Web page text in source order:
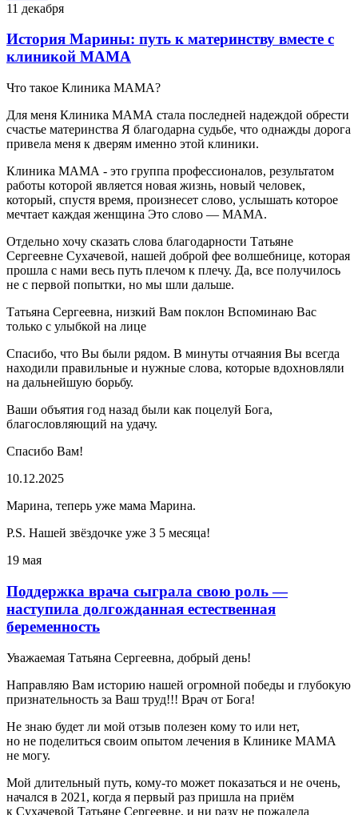
11 декабря
История Марины: путь к материнству вместе с
клиникой МАМА
Что такое Клиника МАМА?
Для меня Клиника МАМА стала последней надеждой обрести
счастье материнства Я благодарна судьбе, что однажды дорога
привела меня к дверям именно этой клиники.
Клиника МАМА - это группа профессионалов, результатом
работы которой является новая жизнь, новый человек,
который, спустя время, произнесет слово, услышать которое
мечтает каждая женщина Это слово — МАМА.
Отдельно хочу сказать слова благодарности Татьяне
Сергеевне Сухачевой, нашей доброй фее волшебнице, которая
прошла с нами весь путь плечом к плечу. Да, все получилось
не с первой попытки, но мы шли дальше.
Татьяна Сергеевна, низкий Вам поклон Вспоминаю Вас
только с улыбкой на лице
Спасибо, что Вы были рядом. В минуты отчаяния Вы всегда
находили правильные и нужные слова, которые вдохновляли
на дальнейшую борьбу.
Ваши объятия год назад были как поцелуй Бога,
благословляющий на удачу.
Спасибо Вам!
10.12.2025
Марина, теперь уже мама Марина.
P.S. Нашей звёздочке уже 3 5 месяца!
19 мая
Поддержка врача сыграла свою роль —
наступила долгожданная естественная
беременность
Уважаемая Татьяна Сергеевна, добрый день!
Направляю Вам историю нашей огромной победы и глубокую
признательность за Ваш труд!!! Врач от Бога!
Не знаю будет ли мой отзыв полезен кому то или нет,
но не поделиться своим опытом лечения в Клинике МАМА
не могу.
Мой длительный путь, кому-то может показаться и не очень,
начался в 2021, когда я первый раз пришла на приём
к Сухачевой Татьяне Сергеевне, и ни разу не пожалела